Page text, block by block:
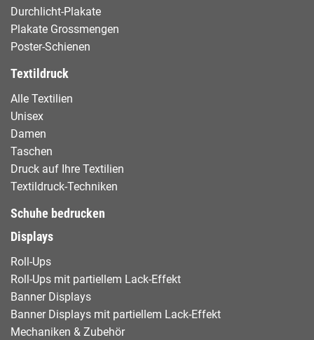
Durchlicht-Plakate
Plakate Grossmengen
Poster-Schienen
Textildruck
Alle Textilien
Unisex
Damen
Taschen
Druck auf Ihre Textilien
Textildruck-Techniken
Schuhe bedrucken
Displays
Roll-Ups
Roll-Ups mit partiellem Lack-Effekt
Banner Displays
Banner Displays mit partiellem Lack-Effekt
Mechaniken & Zubehör